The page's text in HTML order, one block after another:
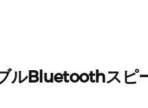
ルBluetoothスピ